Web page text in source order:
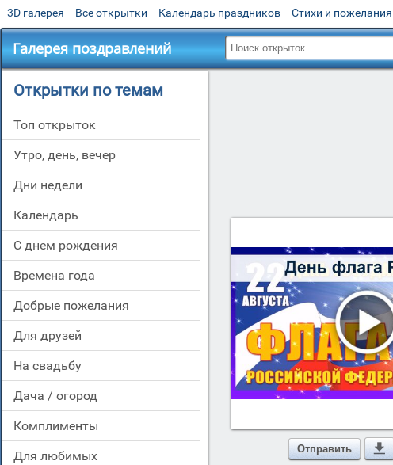
3D галерея Все открытки Календарь праздников Стихи и пожелания
Галерея поздравлений
Открытки по темам
Топ открыток
утро, день, вечер
дни недели
Календарь
c днем рождения
времена года
добрые пожелания
для друзей
на свадьбу
дача / огород
комплименты
для любимых
Отправить